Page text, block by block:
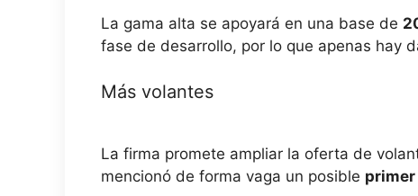
La gama alta se apoyará en una base de
fase de desarrollo, por lo que apenas hay
Más volantes
La firma promete ampliar la oferta de
mencionó de forma vaga un posible